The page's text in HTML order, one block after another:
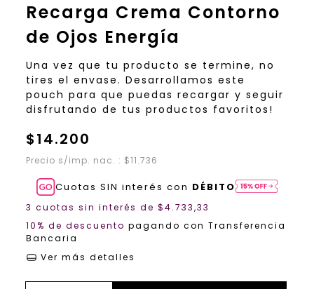
Recarga Crema Contorno
de Ojos Energía
Una vez que tu producto se termine, no
tires el envase. Desarrollamos este
pouch para que puedas recargar y seguir
disfrutando de tus productos favoritos!
$14.200
Precio s/imp. nac. : $11.736
Cuotas SIN interés con DÉBITO
3 cuotas sin interés de$4.733,33
10% de descuento pagando con Transferencia
Bancaria
Ver más detalles